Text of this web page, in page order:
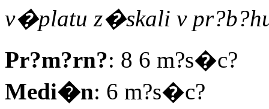
v�platu z�skali v
Pr?m?rn?: 8 6 m?s�c?
Medi�n: 6 m?s�c?